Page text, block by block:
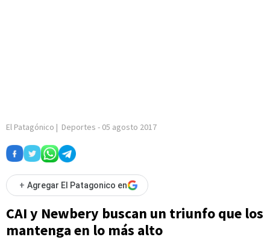
El Patagónico | Deportes - 05 agosto 2017
+ Agregar El Patagonico en
CAI y Newbery buscan un triunfo que los
mantenga en lo más alto